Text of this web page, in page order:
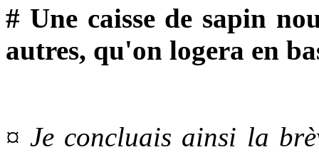
# Une caisse de sapin
autres, qu'on logera en
¤ Je concluais ainsi la